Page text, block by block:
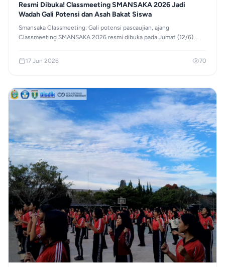
Resmi Dibuka! Classmeeting SMANSAKA 2026 Jadi
Wadah Gali Potensi dan Asah Bakat Siswa
Smansaka Classmeeting: Gali potensi pascaujian, ajang
Classmeeting SMANSAKA 2026 resmi dibuka pada Jumat (12/6).
sportivitas, solidaritas, dan kebersamaan!
17 Jun 2026 70